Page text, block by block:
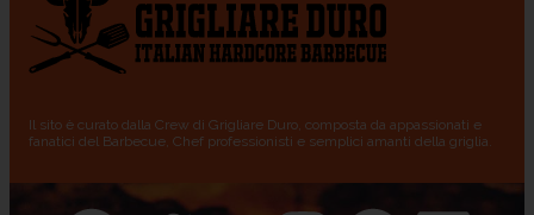
Il sito è curato dalla Crew di Grigliare Duro, composta da appassionati e
fanatici del Barbecue, Chef professionisti e semplici amanti della griglia.